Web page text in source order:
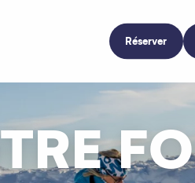
Réserver